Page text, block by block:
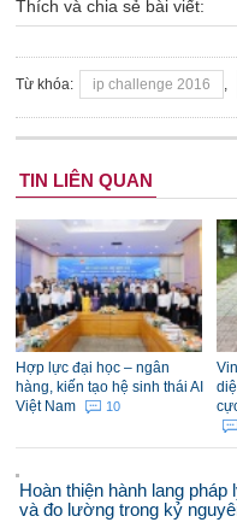
Vai trò của sở hữu trí
Thích và chia sẻ bài viết:
Từ khóa: ip challenge 2016
TIN LIÊN QUAN
Hợp lực đại học – ngân
hàng, kiến tạo hệ sinh thái AI
Việt Nam
10
Hoàn thiện hành lang
và đo lường trong kỷ